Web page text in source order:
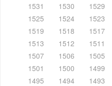
1531
1530 1529
1525
1524 1523
1519
1518 1517
1513
1512 1511
1507
1506 1505
1501
1500 1499
1495
1494 1493